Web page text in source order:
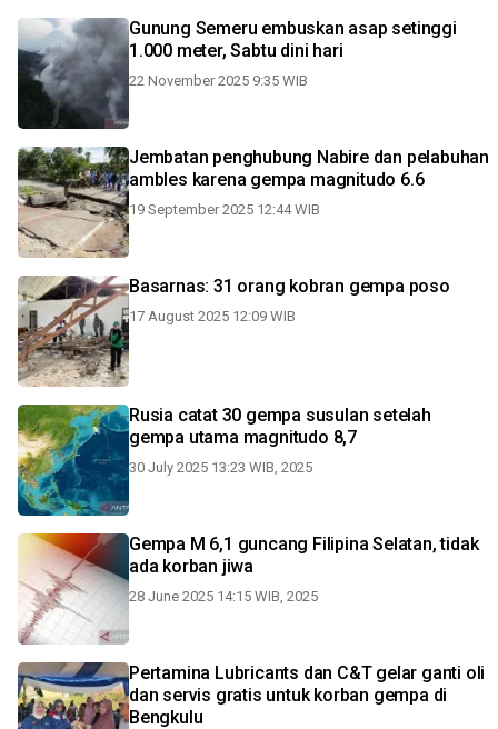
Gunung Semeru embuskan asap setinggi
1.000 meter, Sabtu dini hari
22 November 2025 9:35 WIB
Jembatan penghubung Nabire dan pelabuhan
ambles karena gempa magnitudo 6.6
19 September 2025 12:44 WIB
Basarnas: 31 orang kobran gempa poso
17 August 2025 12:09 WIB
Rusia catat 30 gempa susulan setelah
gempa utama magnitudo 8,7
30 July 2025 13:23 WIB, 2025
Gempa M 6,1 guncang Filipina Selatan, tidak
ada korban jiwa
28 June 2025 14:15 WIB, 2025
Pertamina Lubricants dan C&T gelar ganti oli
dan servis gratis untuk korban gempa di
Bengkulu